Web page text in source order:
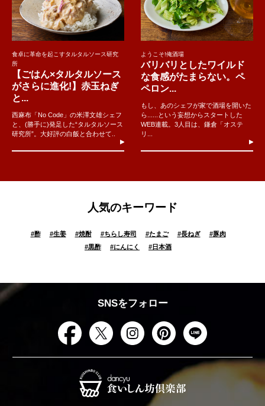
食卓に革命を起こすタルタルソース研究
所
【ごはん×タルタルソース
がさらに進化!】赤玉ねぎ
と...
西麻布「No Code」の米澤文雄シェフ
と、(勝手に)発足した“タルタルソース
研究所”。大好評の白飯と合わせて..
ようこそ!俺酒場
バリバリとしたワイルド
な食感がたまらない。ペ
ペロン...
もし、あのシェフが家で酒場を開いた
ら......という妄想からスタートした
WEB連載。3人目は、鎌倉「オステ
リ...
人気のキーワード
#酢 #生姜 #焼酎 #ちらし寿司 #たまご #長ねぎ #豚肉
#黒酢 #にんにく #日本酒
SNSをフォロー